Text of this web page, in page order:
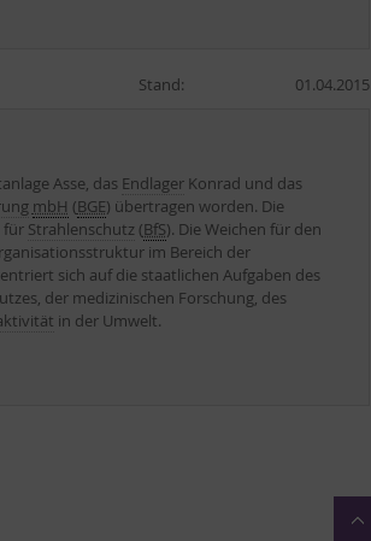
Stand: 01.04.2015
Asse, das EndlagerKonrad und das
mbH (BGE) übertragen worden. Die
für Strahlenschutz (BfS). Die Weichen für den
im Bereich der
sich auf die staatlichen Aufgaben des
der medizinischen Forschung, des
in der Umwelt.